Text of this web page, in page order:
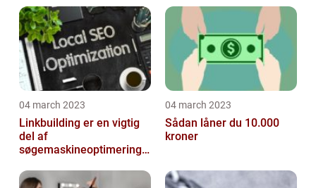
04 march 2023
Linkbuilding er en vigtig
del af
søgemaskineoptimeringe
04 march 2023
Sådan låner du 10.000
kroner